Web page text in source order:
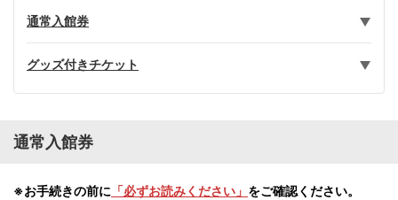
通常入館券
グッズ付きチケット
通常入館券
※お手続きの前に 「必ずお読みください」 をご確認ください。